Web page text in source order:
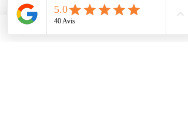
longévité de votre équipement.